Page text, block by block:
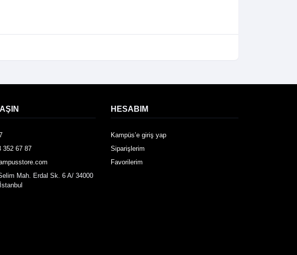
352 67 87
Mah. Erdal Sk. 6 A/ 34000
HESABIM
Kampüs’e giriş yap
Siparişlerim
Favorilerim